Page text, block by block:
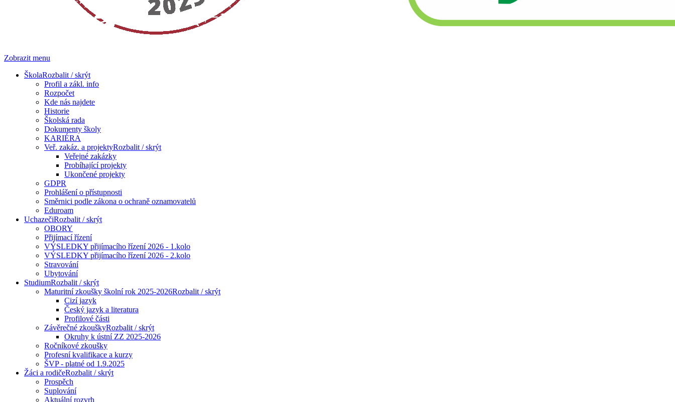
Zobrazit menu
ŠkolaRozbalit / skrýt
Profil a zákl. info
Rozpočet
Kde nás najdete
Historie
Školská rada
Dokumenty školy
KARIÉRA
Veř. zakáz. a projektyRozbalit / skrýt
Veřejné zakázky
Probíhající projekty
Ukončené projekty
GDPR
Prohlášení o přístupnosti
Směrnici podle zákona o ochraně oznamovatelů
Eduroam
UchazečiRozbalit / skrýt
OBORY
Přijímací řízení
VÝSLEDKY přijímacího řízení 2026 - 1.kolo
VÝSLEDKY přijímacího řízení 2026 - 2.kolo
Stravování
Ubytování
StudiumRozbalit / skrýt
Maturitní zkoušky školní rok 2025-2026Rozbalit / skrýt
Cizí jazyk
Český jazyk a literatura
Profilové části
Závěrečné zkouškyRozbalit / skrýt
Okruhy k ústní ZZ 2025-2026
Ročníkové zkoušky
Profesní kvalifikace a kurzy
ŠVP - platné od 1.9.2025
Žáci a rodičeRozbalit / skrýt
Prospěch
Suplování
Aktuální rozvrh